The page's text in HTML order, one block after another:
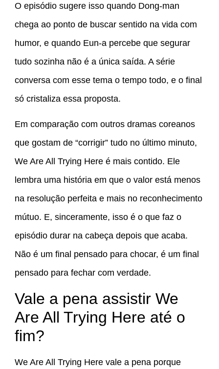
O episódio sugere isso quando Dong-man
chega ao ponto de buscar sentido na vida com
humor, e quando Eun-a percebe que segurar
tudo sozinha não é a única saída. A série
conversa com esse tema o tempo todo, e o final
só cristaliza essa proposta.
Em comparação com outros dramas coreanos
que gostam de “corrigir” tudo no último minuto,
We Are All Trying Here é mais contido. Ele
lembra uma história em que o valor está menos
na resolução perfeita e mais no reconhecimento
mútuo. E, sinceramente, isso é o que faz o
episódio durar na cabeça depois que acaba.
Não é um final pensado para chocar, é um final
pensado para fechar com verdade.
Vale a pena assistir We
Are All Trying Here até o
fim?
We Are All Trying Here vale a pena porque